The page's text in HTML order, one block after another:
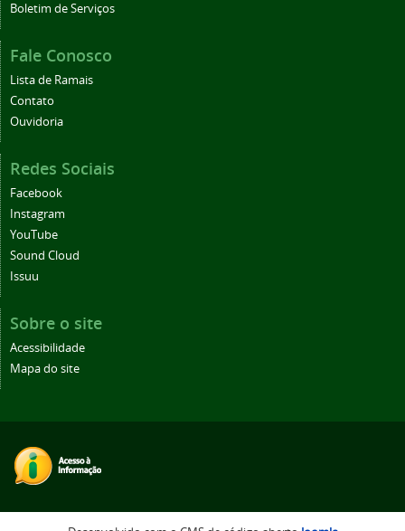
Boletim de Serviços
Fale Conosco
Lista de Ramais
Contato
Ouvidoria
Redes Sociais
Facebook
Instagram
YouTube
Sound Cloud
Issuu
Sobre o site
Acessibilidade
Mapa do site